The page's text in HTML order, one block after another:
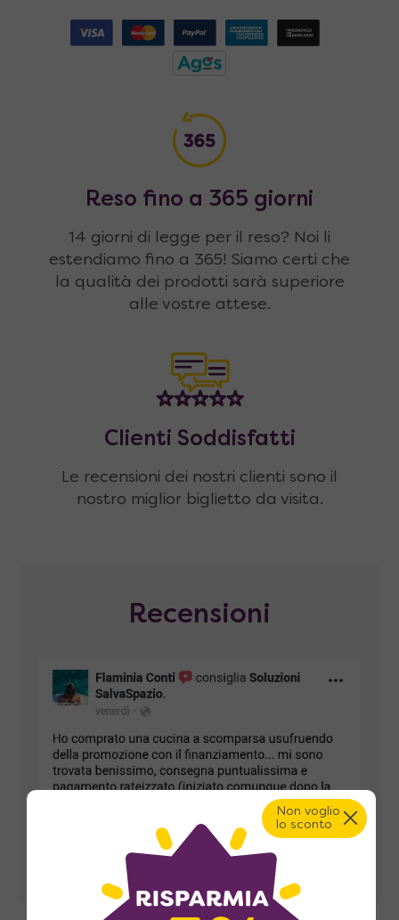
Reso fino a 365 giorni
14 giorni di legge per il reso? Noi li
estendiamo fino a 365! Siamo certi che
la qualità dei prodotti sarà superiore
alle vostre attese.
Clienti Soddisfatti
Le recensioni dei nostri clienti sono il
nostro miglior biglietto da visita.
Recensioni
Non voglio
lo sconto